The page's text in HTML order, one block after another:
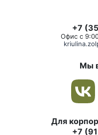
+7
Офис с
Мы
Для
+7